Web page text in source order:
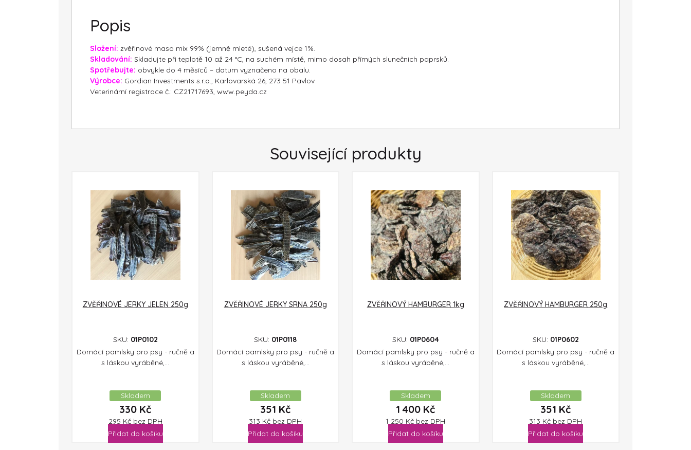
Popis
Složení: zvěřinové maso mix 99% (jemně mleté), sušená vejce 1%.
Skladování: Skladujte při teplotě 10 až 24 °C, na suchém místě, mimo dosah přímých slunečních paprsků.
Spotřebujte: obvykle do 4 měsíců – datum vyznačeno na obalu.
Výrobce: Gordian Investments s.r.o., Karlovarská 26, 273 51 Pavlov
Veterinární registrace č.: CZ21717693, www.peyda.cz
Související produkty
ZVĚŘINOVÉ JERKY JELEN 250g
SKU: 01P0102
Domácí pamlsky pro psy - ručně a
s láskou vyráběné,...
Skladem
330 Kč
295 Kč bez DPH
Přidat do košíku
ZVĚŘINOVÉ JERKY SRNA 250g
SKU: 01P0118
Domácí pamlsky pro psy - ručně a
s láskou vyráběné,...
Skladem
351 Kč
313 Kč bez DPH
Přidat do košíku
ZVĚŘINOVÝ HAMBURGER 1kg
SKU: 01P0604
Domácí pamlsky pro psy - ručně a
s láskou vyráběné,...
Skladem
1 400 Kč
1 250 Kč bez DPH
Přidat do košíku
ZVĚŘINOVÝ HAMBURGER 250g
SKU: 01P0602
Domácí pamlsky pro psy - ručně a
s láskou vyráběné,...
Skladem
351 Kč
313 Kč bez DPH
Přidat do košíku